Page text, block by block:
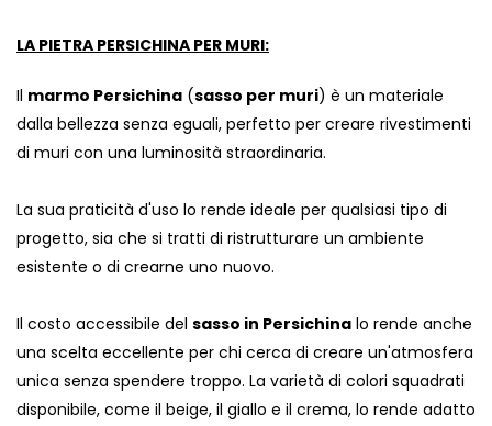
LA PIETRA PERSICHINA PER MURI:
Il marmo Persichina (sasso per muri) è un materiale
dalla bellezza senza eguali, perfetto per creare rivestimenti
di muri con una luminosità straordinaria.
La sua praticità d'uso lo rende ideale per qualsiasi tipo di
progetto, sia che si tratti di ristrutturare un ambiente
esistente o di crearne uno nuovo.
Il costo accessibile del sasso in Persichina lo rende anche
una scelta eccellente per chi cerca di creare un'atmosfera
unica senza spendere troppo. La varietà di colori squadrati
disponibile, come il beige, il giallo e il crema, lo rende adatto